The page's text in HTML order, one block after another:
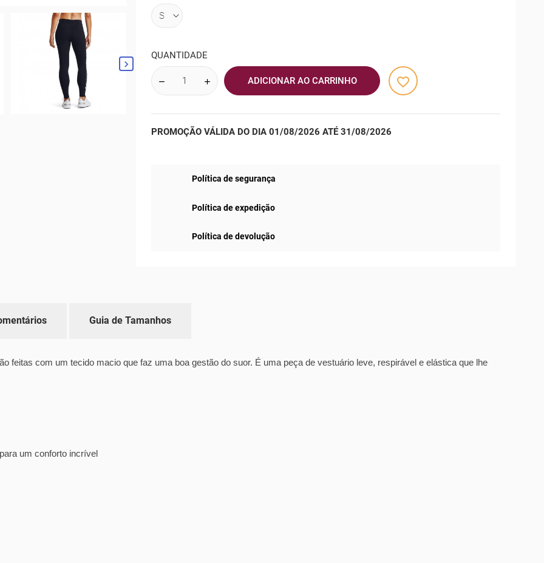

QUANTIDADE
ADICIONAR AO CARRINHO favorite_border
PROMOÇÃO VÁLIDA DO DIA 01/08/2026 ATÉ 31/08/2026
Política de segurança
Política de expedição
Política de devolução
Guia de Tamanhos
feitas com um tecido macio que faz uma boa gestão do suor. É uma peça de vestuário leve, respirável e elástica que lhe
um conforto incrível